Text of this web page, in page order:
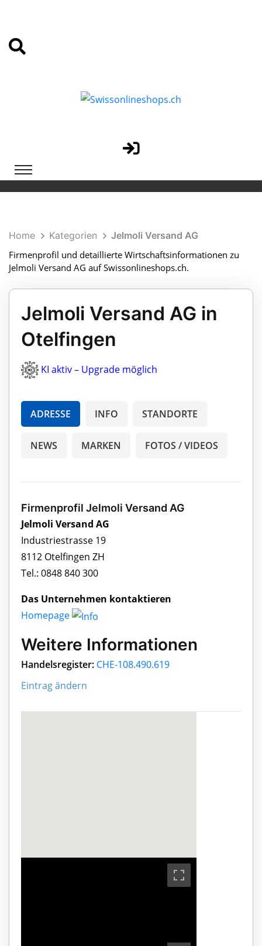
Home Kategorien
Jelmoli Versand AG
Firmenprofil und detaillierte Wirtschaftsinformationen zu
Jelmoli Versand AG auf Swissonlineshops.ch.
Jelmoli Versand AG in
Otelfingen
KI aktiv – Upgrade möglich
ADRESSE INFO STANDORTE
NEWS MARKEN FOTOS / VIDEOS
Firmenprofil Jelmoli Versand AG
Jelmoli Versand AG
Industriestrasse 19
8112 Otelfingen ZH
Tel.: 0848 840 300
Das Unternehmen kontaktieren
Homepage
Weitere Informationen
Handelsregister: CHE-108.490.619
Eintrag ändern